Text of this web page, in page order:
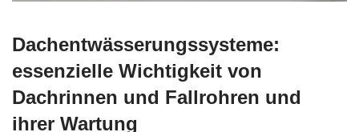
Dachentwässerungssysteme:
essenzielle Wichtigkeit von
Dachrinnen und Fallrohren und
ihrer Wartung